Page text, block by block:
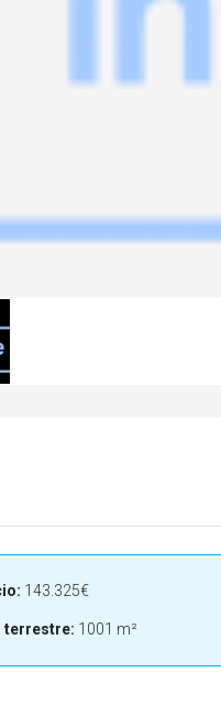
143.325€
terrestre: 1001 m²